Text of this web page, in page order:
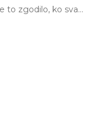
to zgodilo, ko sva…